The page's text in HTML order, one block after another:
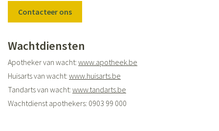
Contacteer ons
Wachtdiensten
Apotheker van wacht: www.apotheek.be
Huisarts van wacht: www.huisarts.be
Tandarts van wacht: www.tandarts.be
Wachtdienst apothekers: 0903 99 000